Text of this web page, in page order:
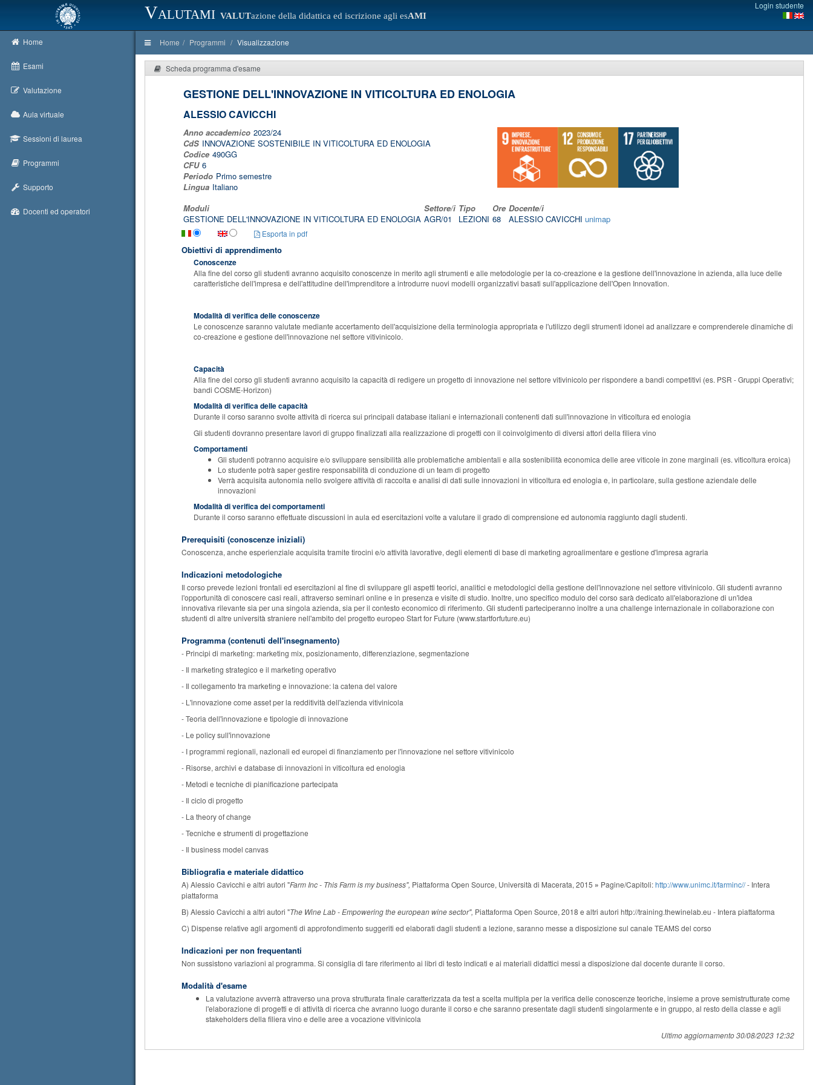
Valutami VALUTazione della didattica ed iscrizione agli esAMI
Login studente
Home
Esami
Valutazione
Aula virtuale
Sessioni di laurea
Programmi
Supporto
Docenti ed operatori
Home Programmi Visualizzazione
Scheda programma d'esame
GESTIONE DELL'INNOVAZIONE IN VITICOLTURA ED ENOLOGIA
ALESSIO CAVICCHI
Anno accademico 2023/24
CdS INNOVAZIONE SOSTENIBILE IN VITICOLTURA ED ENOLOGIA
Codice 490GG
CFU 6
Periodo Primo semestre
Lingua Italiano
Moduli
Settore/i Tipo Ore Docente/i
GESTIONE DELL'INNOVAZIONE IN VITICOLTURA ED ENOLOGIA AGR/01 LEZIONI 68 ALESSIO CAVICCHI unimap
Esporta in pdf
Obiettivi di apprendimento
Conoscenze
Alla fine del corso gli studenti avranno acquisito conoscenze in merito agli strumenti e alle metodologie per la co-creazione e la gestione dell'innovazione in azienda, alla luce delle
caratteristiche dell'impresa e dell'attitudine dell'imprenditore a introdurre nuovi modelli organizzativi basati sull'applicazione dell'Open Innovation.
Modalità di verifica delle conoscenze
Le conoscenze saranno valutate mediante accertamento dell'acquisizione della terminologia appropriata e l'utilizzo degli strumenti idonei ad analizzare e comprenderele dinamiche di
co-creazione e gestione dell'innovazione nel settore vitivinicolo.
Capacità
Alla fine del corso gli studenti avranno acquisito la capacità di redigere un progetto di innovazione nel settore vitivinicolo per rispondere a bandi competitivi (es. PSR - Gruppi Operativi;
bandi COSME-Horizon)
Modalità di verifica delle capacità
Durante il corso saranno svolte attività di ricerca sui principali database italiani e internazionali contenenti dati sull'innovazione in viticoltura ed enologia
Gli studenti dovranno presentare lavori di gruppo finalizzati alla realizzazione di progetti con il coinvolgimento di diversi attori della filiera vino
Comportamenti
Gli studenti potranno acquisire e/o sviluppare sensibilità alle problematiche ambientali e alla sostenibilità economica delle aree viticole in zone marginali (es. viticoltura eroica)
Lo studente potrà saper gestire responsabilità di conduzione di un team di progetto
Verrà acquisita autonomia nello svolgere attività di raccolta e analisi di dati sulle innovazioni in viticoltura ed enologia e, in particolare, sulla gestione aziendale delle
innovazioni
Modalità di verifica dei comportamenti
Durante il corso saranno effettuate discussioni in aula ed esercitazioni volte a valutare il grado di comprensione ed autonomia raggiunto dagli studenti.
Prerequisiti (conoscenze iniziali)
Conoscenza, anche esperienziale acquisita tramite tirocini e/o attività lavorative, degli elementi di base di marketing agroalimentare e gestione d'impresa agraria
Indicazioni metodologiche
Il corso prevede lezioni frontali ed esercitazioni al fine di sviluppare gli aspetti teorici, analitici e metodologici della gestione dell'innovazione nel settore vitivinicolo. Gli studenti avranno
l'opportunità di conoscere casi reali, attraverso seminari online e in presenza e visite di studio. Inoltre, uno specifico modulo del corso sarà dedicato all'elaborazione di un'idea
innovativa rilevante sia per una singola azienda, sia per il contesto economico di riferimento. Gli studenti parteciperanno inoltre a una challenge internazionale in collaborazione con
studenti di altre università straniere nell'ambito del progetto europeo Start for Future (www.startforfuture.eu)
Programma (contenuti dell'insegnamento)
- Principi di marketing: marketing mix, posizionamento, differenziazione, segmentazione
- Il marketing strategico e il marketing operativo
- Il collegamento tra marketing e innovazione: la catena del valore
- L'innovazione come asset per la redditività dell'azienda vitivinicola
- Teoria dell'innovazione e tipologie di innovazione
- Le policy sull'innovazione
- I programmi regionali, nazionali ed europei di finanziamento per l'innovazione nel settore vitivinicolo
- Risorse, archivi e database di innovazioni in viticoltura ed enologia
- Metodi e tecniche di pianificazione partecipata
- Il ciclo di progetto
- La theory of change
- Tecniche e strumenti di progettazione
- Il business model canvas
Bibliografia e materiale didattico
A) Alessio Cavicchi e altri autori "Farm Inc - This Farm is my business", Piattaforma Open Source, Università di Macerata, 2015 » Pagine/Capitoli:http://www.unimc.it/farminc//- Intera
piattaforma
B) Alessio Cavicchi a altri autori "The Wine Lab - Empowering the european wine sector", Piattaforma Open Source, 2018 e altri autori http://training.thewinelab.eu - Intera piattaforma
C) Dispense relative agli argomenti di approfondimento suggeriti ed elaborati dagli studenti a lezione, saranno messe a disposizione sul canale TEAMS del corso
Indicazioni per non frequentanti
Non sussistono variazioni al programma. Si consiglia di fare riferimento ai libri di testo indicati e ai materiali didattici messi a disposizione dal docente durante il corso.
Modalità d'esame
La valutazione avverrà attraverso una prova strutturata finale caratterizzata da test a scelta multipla per la verifica delle conoscenze teoriche, insieme a prove semistrutturate come
l'elaborazione di progetti e di attività di ricerca che avranno luogo durante il corso e che saranno presentate dagli studenti singolarmente e in gruppo, al resto della classe e agli
stakeholders della filiera vino e delle aree a vocazione vitivinicola
Ultimo aggiornamento 30/08/2023 12:32